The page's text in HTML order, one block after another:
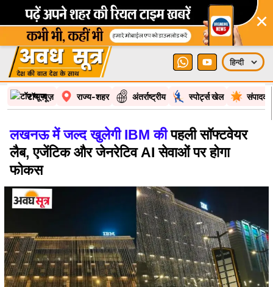
×
टॉप न्यूज़ राज्य-शहर अंतर्राष्ट्रीय स्पोर्ट्स खेल
लखनऊ में जल्द खुलेगी IBM कीपहली सॉफ्टवेयर
लैब, एजेंटिक और जेनरेटिव AI सेवाओं पर होगा
फोकस